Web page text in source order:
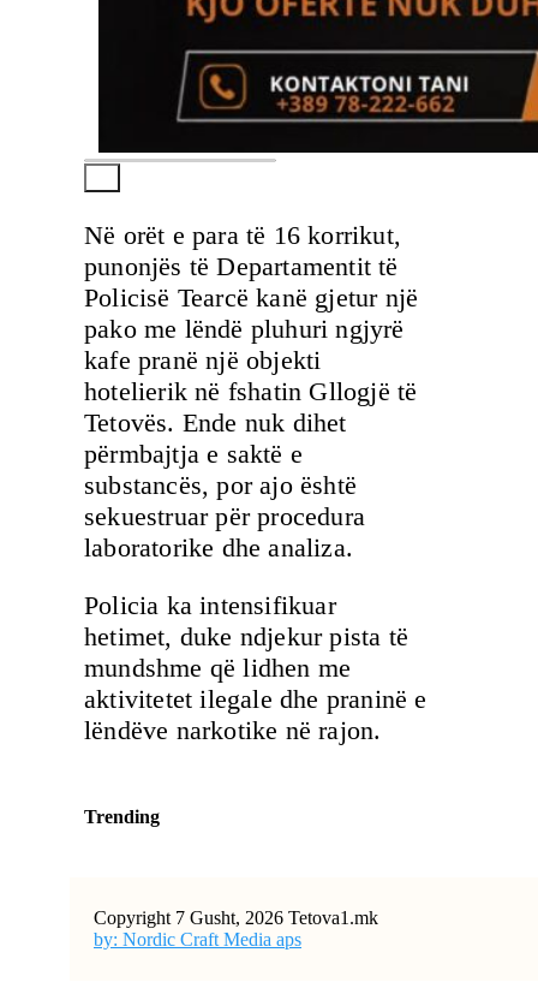
Në orët e para të 16 korrikut,
punonjës të Departamentit të
Policisë Tearcë kanë gjetur një
pako me lëndë pluhuri ngjyrë
kafe pranë një objekti
hotelierik në fshatin Gllogjë të
Tetovës. Ende nuk dihet
përmbajtja e saktë e
substancës, por ajo është
sekuestruar për procedura
laboratorike dhe analiza.
Policia ka intensifikuar
hetimet, duke ndjekur pista të
mundshme që lidhen me
aktivitetet ilegale dhe praninë e
lëndëve narkotike në rajon.
Trending
Copyright 7 Gusht, 2026 Tetova1.mk
by: Nordic Craft Media aps